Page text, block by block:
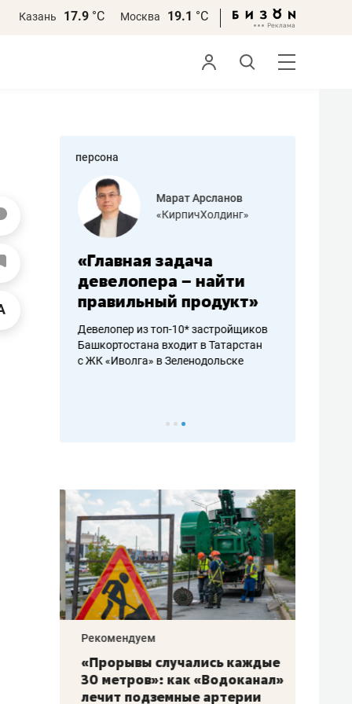
Казань 17.9 °С Москва 19.1 °С
персона
Марат Арсланов
«КирпичХолдинг»
«Главная задача
девелопера – найти
правильный продукт»
Девелопер из топ-10* застройщиков
Башкортостана входит в Татарстан
с ЖК «Иволга» в Зеленодольске
Рекомендуем
«Прорывы случались каждые
30 метров»: как «Водоканал»
лечит подземные артерии